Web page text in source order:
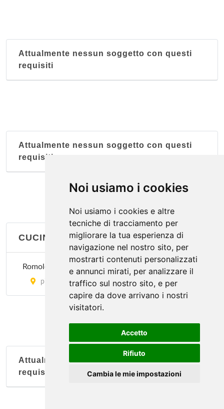
Noi usiamo i cookies
Noi usiamo i cookies e altre
tecniche di tracciamento per
migliorare la tua esperienza di
navigazione nel nostro sito, per
mostrarti contenuti personalizzati
e annunci mirati, per analizzare il
traffico sul nostro sito, e per
capire da dove arrivano i nostri
visitatori.
Accetto
Rifiuto
Cambia le mie impostazioni
Attualmente nessun soggetto con questi
requisiti
Attualmente nessun soggetto con questi
requisiti
CUCINA LAZIALE
Romoletto
piazza della Repubblica 6, Torino
Attualmente nessun soggetto con questi
requisiti